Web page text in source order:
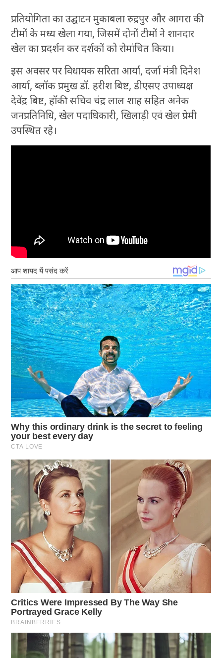
प्रतियोगिता का उद्घाटन मुकाबला रुद्रपुर और आगरा की
टीमों के मध्य खेला गया, जिसमें दोनों टीमों ने शानदार
खेल का प्रदर्शन कर दर्शकों को रोमांचित किया।
इस अवसर पर विधायक सरिता आर्या, दर्जा मंत्री दिनेश
आर्या, ब्लॉक प्रमुख डॉ. हरीश बिष्ट, डीएसए उपाध्यक्ष
देवेंद्र बिष्ट, हॉकी सचिव चंद्र लाल शाह सहित अनेक
जनप्रतिनिधि, खेल पदाधिकारी, खिलाड़ी एवं खेल प्रेमी
उपस्थित रहे।